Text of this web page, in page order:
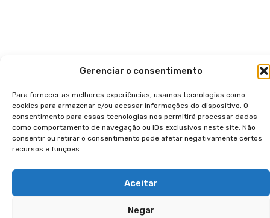
Gerenciar o consentimento
Para fornecer as melhores experiências, usamos tecnologias como
cookies para armazenar e/ou acessar informações do dispositivo. O
consentimento para essas tecnologias nos permitirá processar dados
como comportamento de navegação ou IDs exclusivos neste site. Não
consentir ou retirar o consentimento pode afetar negativamente certos
recursos e funções.
Aceitar
Negar